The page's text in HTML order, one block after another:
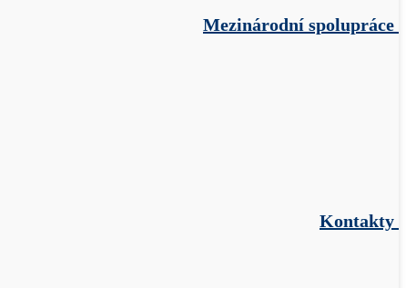
Mezinárodní spolupráce
Kontakty